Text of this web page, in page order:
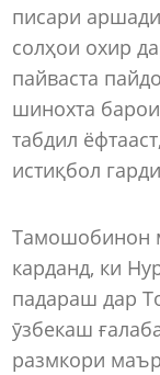
писари
солҳои охир
пайваста
шинохта
табдил
истиқбол
Тамошобинон
карданд, ки
падараш дар
ӯзбекаш
размкори